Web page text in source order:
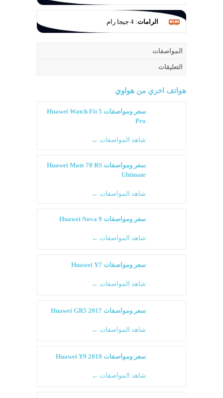
الرامات: 4 جيجا رام
المواصفات
التعليقات
هواتف اخري من هواوي
سعر ومواصفات Huawei Watch Fit 5
Pro
شاهد المواصفات ←
سعر ومواصفات Huawei Mate 70 RS
Ultimate
شاهد المواصفات ←
سعر ومواصفات Huawei Nova 9
شاهد المواصفات ←
سعر ومواصفات Huawei Y7
شاهد المواصفات ←
سعر ومواصفات Huawei GR5 2017
شاهد المواصفات ←
سعر ومواصفات Huawei Y9 2019
شاهد المواصفات ←